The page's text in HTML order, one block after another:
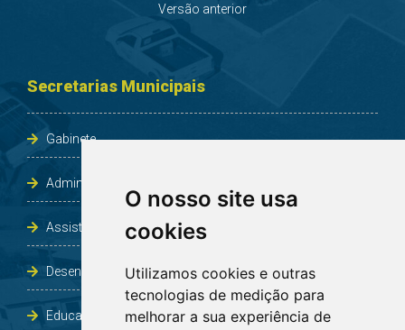
O nosso site usa
cookies
Utilizamos cookies e outras
tecnologias de medição para
melhorar a sua experiência de
Versão anterior
Secretarias Municipais
Gabinete
Administração e Planejamento
Assistência Social e Habitação
Desenvolvimento e Obras
Educação, Cultura, Desporto, Lazer e Turismo